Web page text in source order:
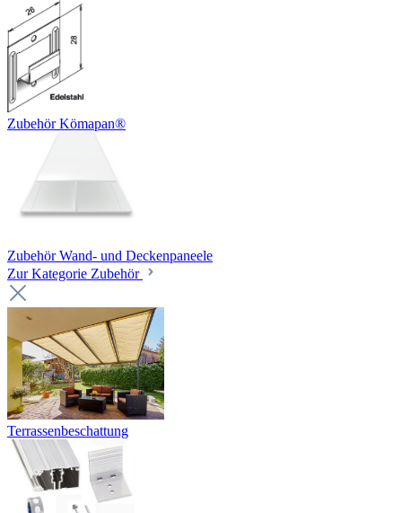
Zubehör Kömapan®
Zubehör Wand- und Deckenpaneele
Zur Kategorie Zubehör
Terrassenbeschattung